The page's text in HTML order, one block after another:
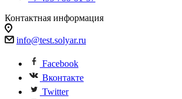
Контактная информация
info@test.solyar.ru
Facebook
Вконтакте
Twitter